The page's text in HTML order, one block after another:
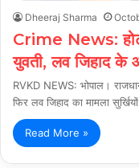
Dheeraj Sharma
Crime News:
युवती, लव जिहाद के
RVKD NEWS: भोपाल।
फिर लव जिहाद का मामला
Read More »